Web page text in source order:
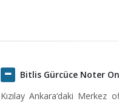
Bitlis Gürcüce Noter
Kızılay Ankara‘daki Merkez